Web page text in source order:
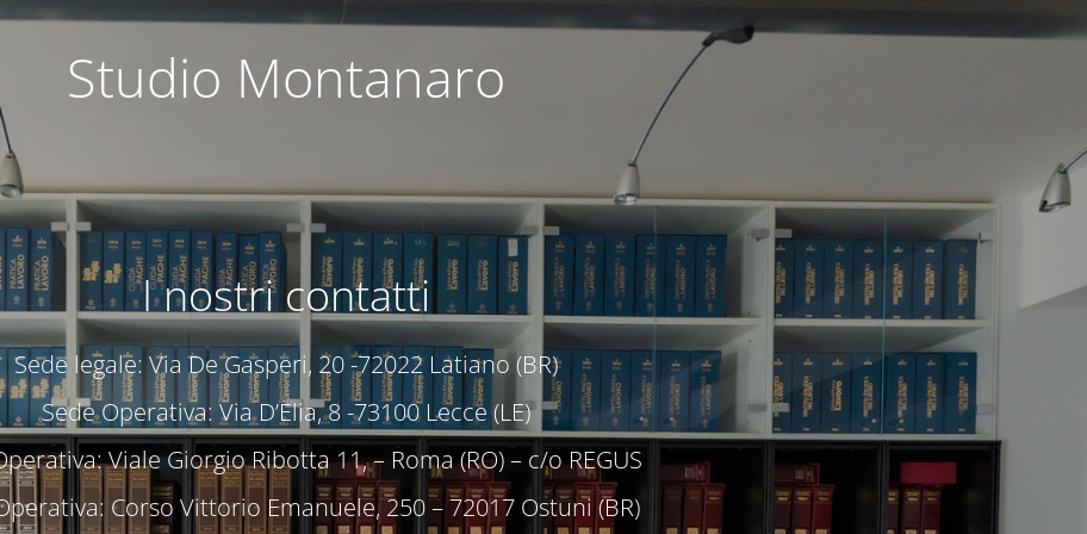
Studio Montanaro
I nostri contatti
Sede legale: Via De Gasperi, 20 -72022 Latiano (BR)
Sede Operativa: Via D’Elia, 8 -73100 Lecce (LE)
Viale Giorgio Ribotta 11, – Roma (RO) – c/o REGUS
Corso Vittorio Emanuele, 250 – 72017 Ostuni (BR)